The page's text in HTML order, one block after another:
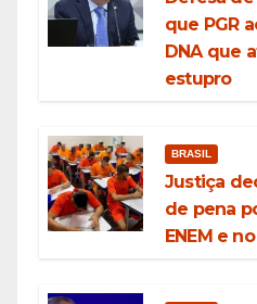
que PGR
DNA que
estupro
BRASIL
Justiça
de pena
ENEM e